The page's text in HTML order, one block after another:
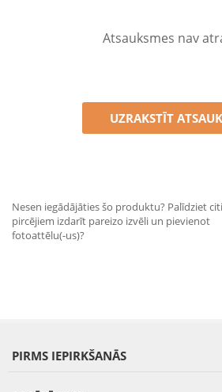
Atsauksmes nav
UZRAKSTĪT
Nesen iegādājāties šo produktu? Palīdziet
pircējiem izdarīt pareizo izvēli un pievienot
fotoattēlu(-us)?
PIRMS IEPIRKŠANĀS